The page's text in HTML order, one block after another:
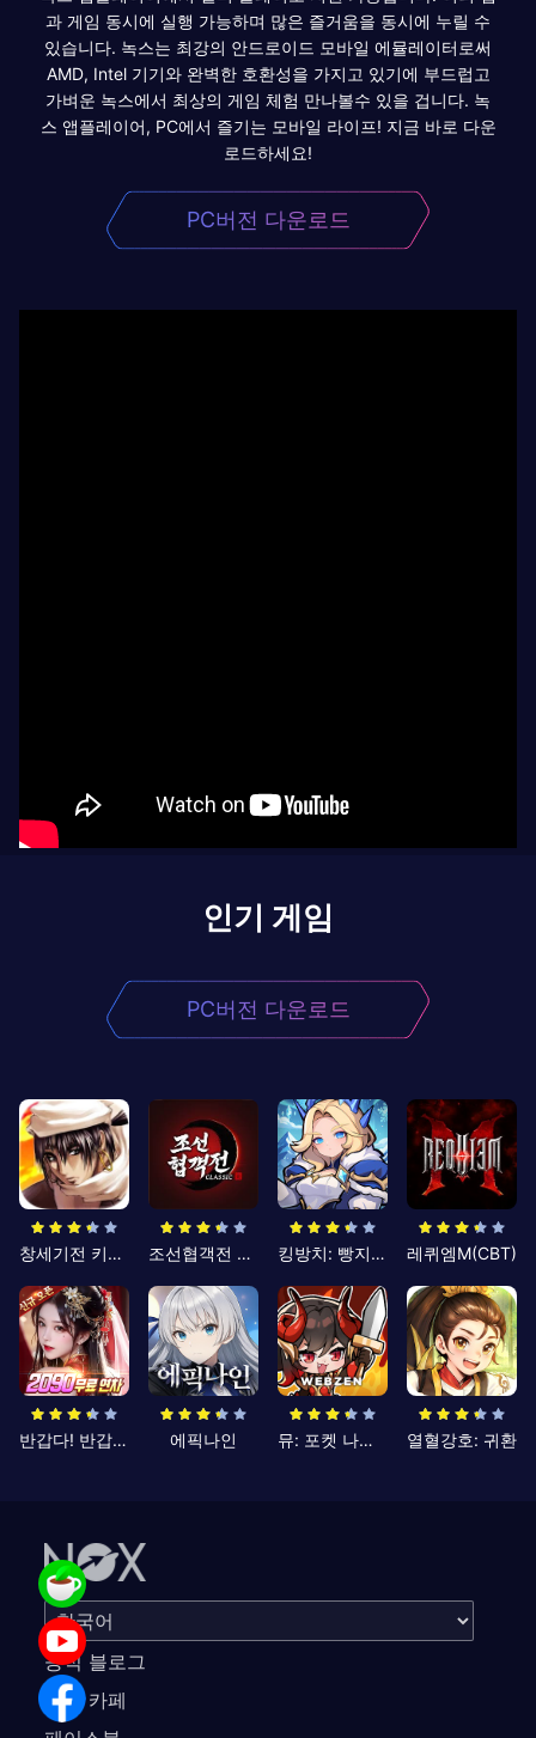
과 게임 동시에 실행 가능하며 많은 즐거움을 동시에 누릴 수
있습니다. 녹스는 최강의 안드로이드 모바일 에뮬레이터로써
AMD, Intel 기기와 완벽한 호환성을 가지고 있기에 부드럽고
가벼운 녹스에서 최상의 게임 체험 만나볼수 있을 겁니다. 녹
스 앱플레이어, PC에서 즐기는 모바일 라이프! 지금 바로 다운
로드하세요!
PC버전 다운로드
인기 게임
PC버전 다운로드
창세기전 키우기 조선협객전 클래식 킹방치: 빵지의 제왕 레퀴엠M(CBT)
반갑다! 반갑삼국지 에픽나인 뮤: 포켓 나이츠 열혈강호: 귀환
공식 블로그
공식 카페